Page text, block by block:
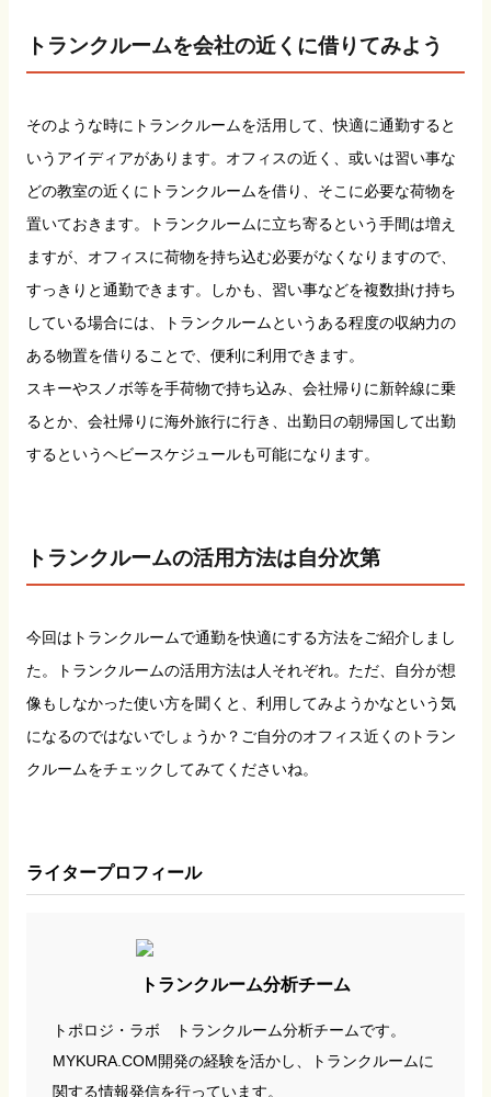
トランクルームを会社の近くに借りてみよう
そのような時にトランクルームを活用して、快適に通勤すると
いうアイディアがあります。オフィスの近く、或いは習い事な
どの教室の近くにトランクルームを借り、そこに必要な荷物を
置いておきます。トランクルームに立ち寄るという手間は増え
ますが、オフィスに荷物を持ち込む必要がなくなりますので、
すっきりと通勤できます。しかも、習い事などを複数掛け持ち
している場合には、トランクルームというある程度の収納力の
ある物置を借りることで、便利に利用できます。
スキーやスノボ等を手荷物で持ち込み、会社帰りに新幹線に乗
るとか、会社帰りに海外旅行に行き、出勤日の朝帰国して出勤
するというヘビースケジュールも可能になります。
トランクルームの活用方法は自分次第
今回はトランクルームで通勤を快適にする方法をご紹介しまし
た。トランクルームの活用方法は人それぞれ。ただ、自分が想
像もしなかった使い方を聞くと、利用してみようかなという気
になるのではないでしょうか？ご自分のオフィス近くのトラン
クルームをチェックしてみてくださいね。
ライタープロフィール
トランクルーム分析チーム
トポロジ・ラボ トランクルーム分析チームです。
MYKURA.COM開発の経験を活かし、トランクルームに
関する情報発信を行っています。